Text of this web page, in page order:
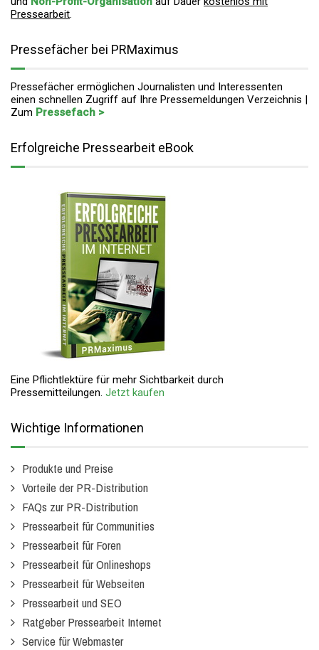
Pressearbeit.
Pressefächer bei PRMaximus
Pressefächer ermöglichen Journalisten und Interessenten
einen schnellen Zugriff auf Ihre Pressemeldungen Verzeichnis |
Zum Pressefach >
Erfolgreiche Pressearbeit eBook
Eine Pflichtlektüre für mehr Sichtbarkeit durch
Pressemitteilungen. Jetzt kaufen
Wichtige Informationen
Produkte und Preise
Vorteile der PR-Distribution
FAQs zur PR-Distribution
Pressearbeit für Communities
Pressearbeit für Foren
Pressearbeit für Onlineshops
Pressearbeit für Webseiten
Pressearbeit und SEO
Ratgeber Pressearbeit Internet
Service für Webmaster